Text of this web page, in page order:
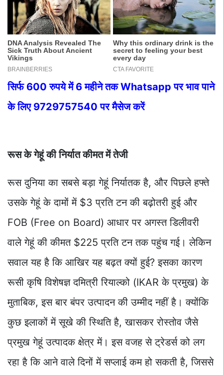
सिर्फ 600 रुपये में 6 महीने तक Whatsapp पर भाव पाने
के लिए 9729757540 पर मैसेज करें
रूस के गेहूं की निर्यात कीमत में तेजी
रूस दुनिया का सबसे बड़ा गेहूं निर्यातक है, और पिछले हफ्ते
उसके गेहूं के दामों में $3 प्रति टन की बढ़ोतरी हुई और
FOB (Free on Board) आधार पर अगस्त डिलीवरी
वाले गेहूं की कीमत $225 प्रति टन तक पहुंच गई। लेकिन
सवाल यह है कि आखिर यह बढ़त क्यों हुई? इसका कारण
रूसी कृषि विशेषज्ञ दमित्री रियाल्को (IKAR के प्रमुख) के
मुताबिक, इस बार बंपर उत्पादन की उम्मीद नहीं है। क्योंकि
कुछ इलाकों में सूखे की स्थिति है, खासकर रोस्तोव जैसे
प्रमुख गेहूं उत्पादक क्षेत्र में। इस वजह से ट्रेडर्स को लग
रहा है कि आने वाले दिनों में सप्लाई कम हो सकती है, जिससे